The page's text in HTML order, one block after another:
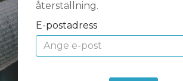
återställning.
E-postadress